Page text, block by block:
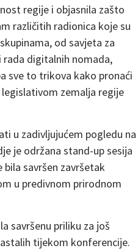
regije i objasnila zašto
različitih radionica koje su
od savjeta za
rada digitalnih nomada,
sve to trikova kako pronaći
zemalja regije
u zadivljujućem pogledu na
je održana stand-up sesija
savršen završetak
u predivnom prirodnom
savršenu priliku za još
tijekom konferencije.